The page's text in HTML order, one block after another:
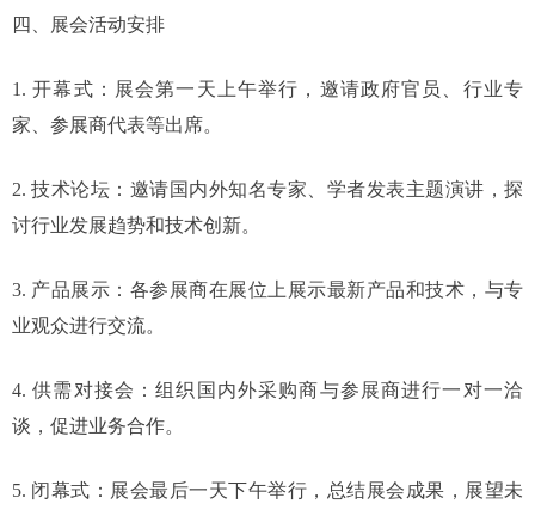
四、展会活动安排
1. 开幕式：展会第一天上午举行，邀请政府官员、行业专
家、参展商代表等出席。
2. 技术论坛：邀请国内外知名专家、学者发表主题演讲，探
讨行业发展趋势和技术创新。
3. 产品展示：各参展商在展位上展示最新产品和技术，与专
业观众进行交流。
4. 供需对接会：组织国内外采购商与参展商进行一对一洽
谈，促进业务合作。
5. 闭幕式：展会最后一天下午举行，总结展会成果，展望未